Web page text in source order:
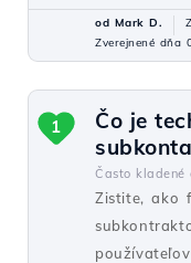
od Mark D.
Zverejnené dňa
Čo je
Často kladené
Zistite, ako
1